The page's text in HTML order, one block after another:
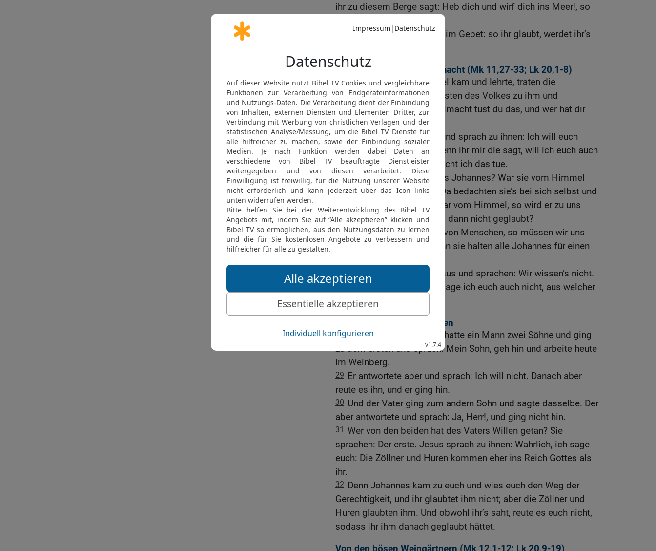
ihr zu diesem Berge sagt: Heb dich und wirf dich ins Meer!, so
Und alles, was ihr bittet im Gebet: so ihr glaubt, werdet ihr’s
Die Frage nach Jesu Vollmacht (Mk 11,27-33; Lk 20,1-8)
23 Und als er in den Tempel kam und lehrte, traten die
Hohenpriester und die Ältesten des Volkes zu ihm und
sprachen: Aus welcher Vollmacht tust du das, und wer hat dir
diese Macht gegeben?
24 Jesus aber antwortete und sprach zu ihnen: Ich will euch
auch eine Sache fragen; wenn ihr mir die sagt, will ich euch auch
sagen, aus welcher Vollmacht ich das tue.
25 Woher war die Taufe des Johannes? War sie vom Himmel
oder von den Menschen? Da bedachten sie’s bei sich selbst und
sprachen: Sagen wir, sie war vom Himmel, so wird er zu uns
sagen: Warum habt ihr ihm dann nicht geglaubt?
26 Sagen wir aber, sie war von Menschen, so müssen wir uns
vor dem Volk fürchten, denn sie halten alle Johannes für einen
Und sie antworteten Jesus und sprachen: Wir wissen’s nicht.
Da sprach er zu ihnen: So sage ich euch auch nicht, aus welcher
Vollmacht ich das tue.
Von den ungleichen Söhnen
28 Was meint ihr aber? Es hatte ein Mann zwei Söhne und ging
zu dem ersten und sprach: Mein Sohn, geh hin und arbeite heute
im Weinberg.
29 Er antwortete aber und sprach: Ich will nicht. Danach aber
reute es ihn, und er ging hin.
30 Und der Vater ging zum andern Sohn und sagte dasselbe. Der
aber antwortete und sprach: Ja, Herr!, und ging nicht hin.
31 Wer von den beiden hat des Vaters Willen getan? Sie
sprachen: Der erste. Jesus sprach zu ihnen: Wahrlich, ich sage
euch: Die Zöllner und Huren kommen eher ins Reich Gottes als
ihr.
32 Denn Johannes kam zu euch und wies euch den Weg der
Gerechtigkeit, und ihr glaubtet ihm nicht; aber die Zöllner und
Huren glaubten ihm. Und obwohl ihr’s saht, reute es euch nicht,
sodass ihr ihm danach geglaubt hättet.
Von den bösen Weingärtnern (Mk 12,1-12; Lk 20,9-19)